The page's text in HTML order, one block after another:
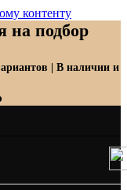
контенту
на подбор
| В наличии и